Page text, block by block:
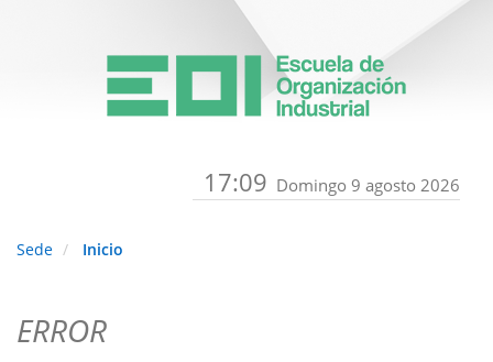
17:09 Domingo 9 agosto 2026
Sede Inicio
ERROR